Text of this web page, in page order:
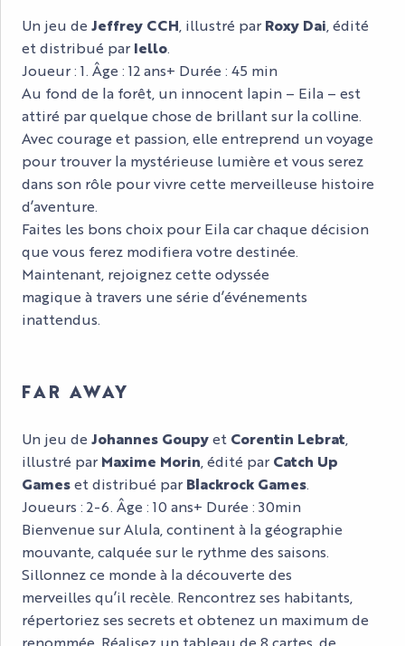
Un jeu de Jeffrey CCH , illustré par Roxy Dai , édité
et distribué par Iello.
Joueur : 1. Âge : 12 ans+ Durée : 45 min
Au fond de la forêt, un innocent lapin – Eila – est
attiré par quelque chose de brillant sur la colline.
Avec courage et passion, elle entreprend un voyage
pour trouver la mystérieuse lumière et vous serez
dans son rôle pour vivre cette merveilleuse histoire
d’aventure.
Faites les bons choix pour Eila car chaque décision
que vous ferez modifiera votre destinée.
Maintenant, rejoignez cette odyssée
magique à travers une série d’événements
inattendus.
FAR AWAY
Un jeu de Johannes Goupyet Corentin Lebrat
illustré par Maxime Morin , édité par Catch Up
Gameset distribué par Blackrock Games.
Joueurs : 2-6. Âge : 10 ans+ Durée : 30min
Bienvenue sur Alula, continent à la géographie
mouvante, calquée sur le rythme des saisons.
Sillonnez ce monde à la découverte des
merveilles qu’il recèle. Rencontrez ses habitants,
répertoriez ses secrets et obtenez un maximum de
renommée. Réalisez un tableau de 8 cartes, de